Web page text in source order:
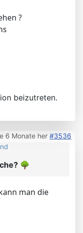
?
beizutreten.
6 Monate her #3536
🌳
man die